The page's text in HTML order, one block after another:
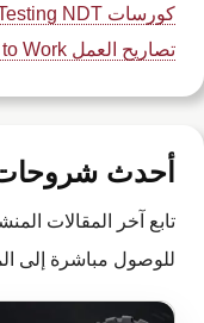
كورسات Non Destructive Testing NDT
تصاريح العمل Permit to Work
أحدث
تابع آخر المقالات
للوصول مباشرة إلى